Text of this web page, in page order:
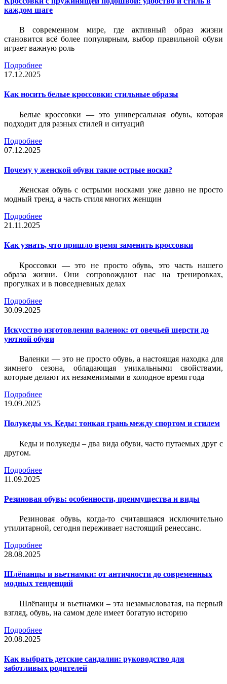
каждом шаге
В современном мире, где активный образ жизни
становится всё более популярным, выбор правильной обуви
играет важную роль
Подробнее
17.12.2025
Как носить белые кроссовки: стильные образы
Белые кроссовки — это универсальная обувь, которая
подходит для разных стилей и ситуаций
Подробнее
07.12.2025
Почему у женской обуви такие острые носки?
Женская обувь с острыми носками уже давно не просто
модный тренд, а часть стиля многих женщин
Подробнее
21.11.2025
Как узнать, что пришло время заменить кроссовки
Кроссовки — это не просто обувь, это часть нашего
образа жизни. Они сопровождают нас на тренировках,
прогулках и в повседневных делах
Подробнее
30.09.2025
Искусство изготовления валенок: от овечьей шерсти до
уютной обуви
Валенки — это не просто обувь, а настоящая находка для
зимнего сезона, обладающая уникальными свойствами,
которые делают их незаменимыми в холодное время года
Подробнее
19.09.2025
Полукеды vs. Кеды: тонкая грань между спортом и стилем
Кеды и полукеды – два вида обуви, часто путаемых друг с
другом.
Подробнее
11.09.2025
Резиновая обувь: особенности, преимущества и виды
Резиновая обувь, когда-то считавшаяся исключительно
утилитарной, сегодня переживает настоящий ренессанс.
Подробнее
28.08.2025
Шлёпанцы и вьетнамки: от античности до современных
модных тенденций
Шлёпанцы и вьетнамки – эта незамысловатая, на первый
взгляд, обувь, на самом деле имеет богатую историю
Подробнее
20.08.2025
Как выбрать детские сандалии: руководство для
заботливых родителей